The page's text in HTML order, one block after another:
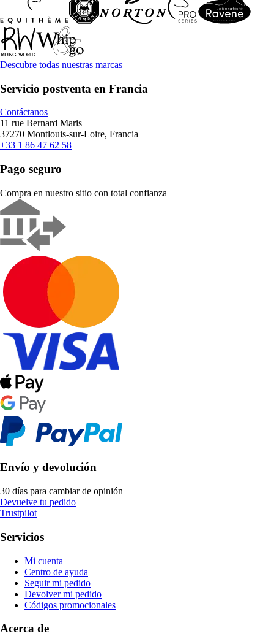
Descubre todas nuestras marcas
Servicio postventa en Francia
Contáctanos
11 rue Bernard Maris
37270 Montlouis-sur-Loire, Francia
+33 1 86 47 62 58
Pago seguro
Compra en nuestro sitio con total confianza
Envío y devolución
30 días para cambiar de opinión
Devuelve tu pedido
Trustpilot
Servicios
Mi cuenta
Centro de ayuda
Seguir mi pedido
Devolver mi pedido
Códigos promocionales
Acerca de